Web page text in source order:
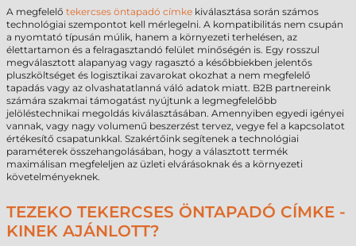
A megfelelő tekercses öntapadó címke kiválasztása során számos
technológiai szempontot kell mérlegelni. A kompatibilitás nem csupán
a nyomtató típusán múlik, hanem a környezeti terhelésen, az
élettartamon és a felragasztandó felület minőségén is. Egy rosszul
megválasztott alapanyag vagy ragasztó a későbbiekben jelentős
pluszköltséget és logisztikai zavarokat okozhat a nem megfelelő
tapadás vagy az olvashatatlanná váló adatok miatt. B2B partnereink
számára szakmai támogatást nyújtunk a legmegfelelőbb
jelöléstechnikai megoldás kiválasztásában. Amennyiben egyedi igényei
vannak, vagy nagy volumenű beszerzést tervez, vegye fel a kapcsolatot
értékesítő csapatunkkal. Szakértőink segítenek a technológiai
paraméterek összehangolásában, hogy a választott termék
maximálisan megfeleljen az üzleti elvárásoknak és a környezeti
követelményeknek.
TEZEKO TEKERCSES ÖNTAPADÓ CÍMKE -
KINEK AJÁNLOTT?